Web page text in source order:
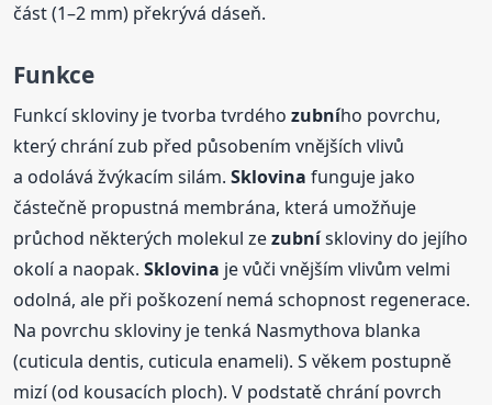
část (1–2 mm) překrývá dáseň.
Funkce
Funkcí skloviny je tvorba tvrdéhozubního povrchu,
který chrání zub před působením vnějších vlivů
a odolává žvýkacím silám.Sklovina funguje jako
částečně propustná membrána, která umožňuje
průchod některých molekul zezubnískloviny do jejího
okolí a naopak.Sklovina je vůči vnějším vlivům velmi
odolná, ale při poškození nemá schopnost regenerace.
Na povrchu skloviny je tenká Nasmythova blanka
(cuticula dentis, cuticula enameli). S věkem postupně
mizí (od kousacích ploch). V podstatě chrání povrch